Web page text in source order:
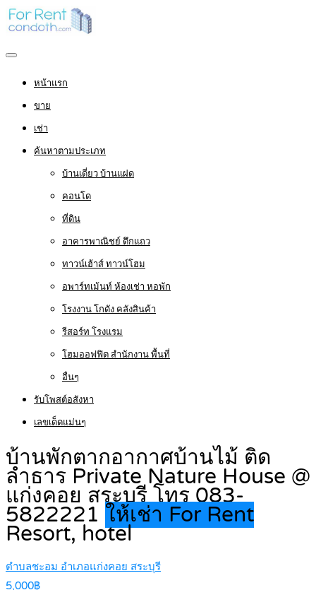
หน้าแรก
ขาย
เช่า
ค้นหาตามประเภท
บ้านเดี่ยว บ้านแฝด
คอนโด
ที่ดิน
อาคารพาณิชย์ ตึกแถว
ทาวน์เฮ้าส์ ทาวน์โฮม
อพาร์ทเม้นท์ ห้องเช่า หอพัก
โรงงาน โกดัง คลังสินค้า
รีสอร์ท โรงแรม
โฮมออฟฟิต สำนักงาน พื้นที่
อื่นๆ
รับโพสต์อสังหา
เลขเด็ดแม่นๆ
บ้านพักตากอากาศบ้านไม้ ติด
ลำธาร Private Nature House @
แก่งคอย สระบุรี โทร 083-
5822221 ให้เช่า For Rent
Resort, hotel
ตำบลชะอม อำเภอแก่งคอย สระบุรี
5,000฿